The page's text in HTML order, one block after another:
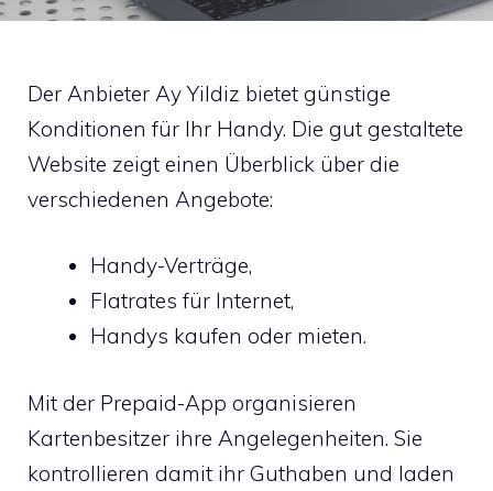
Der Anbieter Ay Yildiz bietet günstige
Konditionen für Ihr Handy. Die gut gestaltete
Website zeigt einen Überblick über die
verschiedenen Angebote:
Handy-Verträge,
Flatrates für Internet,
Handys kaufen oder mieten.
Mit der Prepaid-App organisieren
Kartenbesitzer ihre Angelegenheiten. Sie
kontrollieren damit ihr Guthaben und laden